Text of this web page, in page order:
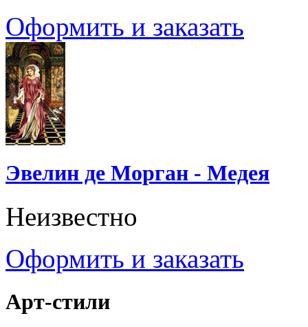
Оформить и заказать
Эвелин де Морган - Медея
Неизвестно
Оформить и заказать
Арт-стили